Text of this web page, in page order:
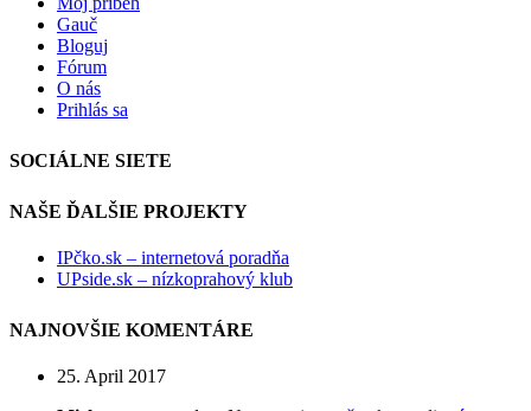
Gauč
Bloguj
Fórum
O nás
Prihlás sa
SOCIÁLNE SIETE
NAŠE ĎALŠIE PROJEKTY
IPčko.sk – internetová poradňa
UPside.sk – nízkoprahový klub
NAJNOVŠIE KOMENTÁRE
25. April 2017